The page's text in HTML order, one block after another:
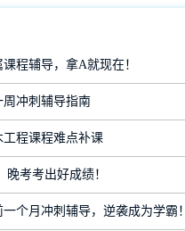
程辅导，拿A就现在！
周冲刺辅导指南
程课程难点补课
晚考考出好成绩！
个月冲刺辅导，逆袭成为学霸！